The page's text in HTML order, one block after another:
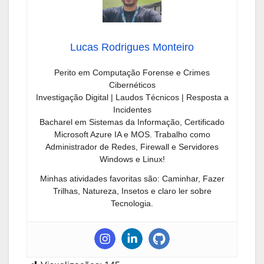
Lucas Rodrigues Monteiro
Perito em Computação Forense e Crimes
Cibernéticos
Investigação Digital | Laudos Técnicos | Resposta a
Incidentes
Bacharel em Sistemas da Informação, Certificado
Microsoft Azure IA e MOS. Trabalho como
Administrador de Redes, Firewall e Servidores
Windows e Linux!
Minhas atividades favoritas são: Caminhar, Fazer
Trilhas, Natureza, Insetos e claro ler sobre
Tecnologia.